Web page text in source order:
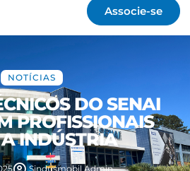
Associe-se
NOTÍCIAS
DO SENAI
PROFISSIONAIS
INDÚSTRIA
Sindusmobil Admin